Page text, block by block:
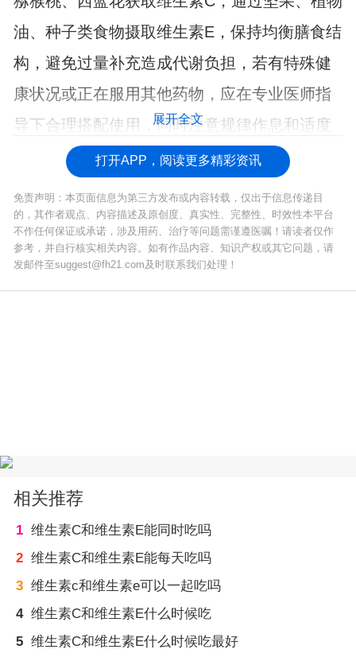
油、种子类食物摄取维生素E，保持均衡膳食结
构，避免过量补充造成代谢负担，若有特殊健
康状况或正在服用其他药物，应在专业医师指
导下合理搭配使用，同时注意规律作息和适度
运动以全面提升身体素质。
展开全文
打开APP，阅读更多精彩资讯
免责声明：本页面信息为第三方发布或内容转载，仅出于信息传递目
的，其作者观点、内容描述及原创度、真实性、完整性、时效性本平台
不作任何保证或承诺，涉及用药、治疗等问题需谨遵医嘱！请读者仅作
参考，并自行核实相关内容。如有作品内容、知识产权或其它问题，请
发邮件至suggest@fh21.com及时联系我们处理！
相关推荐
1 维生素C和维生素E能同时吃吗
2 维生素C和维生素E能每天吃吗
3 维生素c和维生素e可以一起吃吗
4 维生素C和维生素E什么时候吃
5 维生素C和维生素E什么时候吃最好